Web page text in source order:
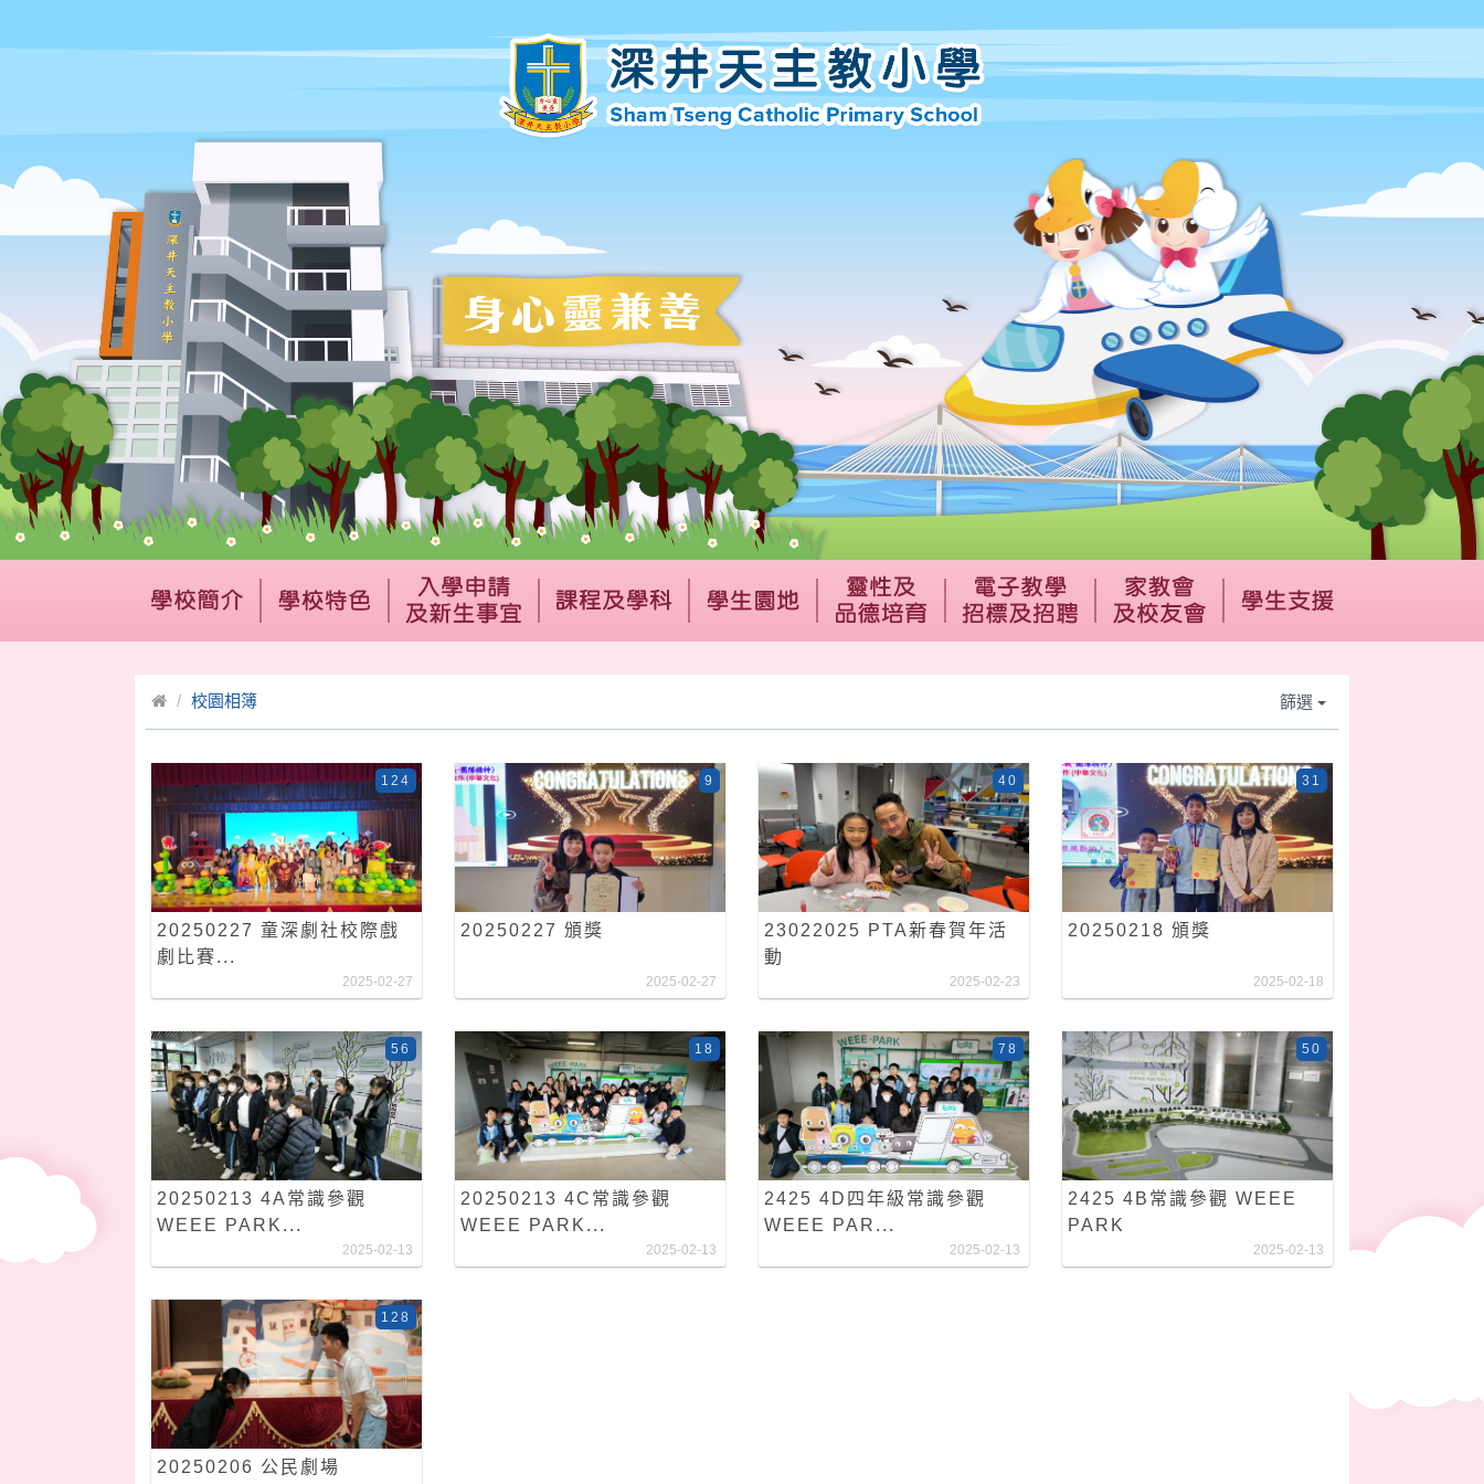
校園相簿 篩選
20250227 童深劇社校際戲
劇比賽...
124
2025-02-27
20250227 頒獎
9
2025-02-27
23022025 PTA新春賀年活
動
40
2025-02-23
20250218 頒獎
31
2025-02-18
20250213 4A常識參觀
WEEE PARK...
56
2025-02-13
20250213 4C常識參觀
WEEE PARK...
18
2025-02-13
2425 4D四年級常識參觀
WEEE PAR...
78
2025-02-13
2425 4B常識參觀 WEEE
PARK
50
2025-02-13
20250206 公民劇場
128